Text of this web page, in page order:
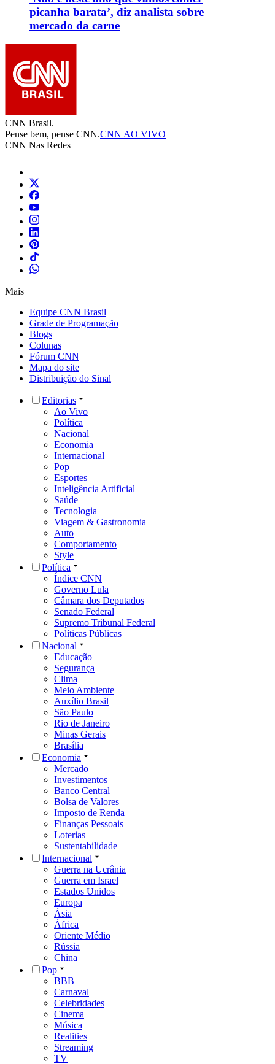
picanha barata’, diz analista sobre
mercado da carne
CNN Brasil.
Pense bem, pense CNN.CNN AO VIVO
CNN Nas Redes
Mais
Equipe CNN Brasil
Grade de Programação
Blogs
Colunas
Fórum CNN
Mapa do site
Distribuição do Sinal
Editorias
Ao Vivo
Política
Nacional
Economia
Internacional
Pop
Esportes
Inteligência Artificial
Saúde
Tecnologia
Viagem & Gastronomia
Auto
Comportamento
Style
Política
Índice CNN
Governo Lula
Câmara dos Deputados
Senado Federal
Supremo Tribunal Federal
Políticas Públicas
Nacional
Educação
Segurança
Clima
Meio Ambiente
Auxílio Brasil
São Paulo
Rio de Janeiro
Minas Gerais
Brasília
Economia
Mercado
Investimentos
Banco Central
Bolsa de Valores
Imposto de Renda
Finanças Pessoais
Loterias
Sustentabilidade
Internacional
Guerra na Ucrânia
Guerra em Israel
Estados Unidos
Europa
Ásia
África
Oriente Médio
Rússia
China
Pop
BBB
Carnaval
Celebridades
Cinema
Música
Realities
Streaming
TV